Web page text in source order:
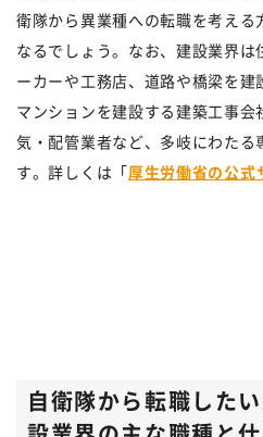
衛隊から異業種への転職を考える
なるでしょう。なお、建設業界は
ーカーや工務店、道路や橋梁を建
マンションを建設する建築工事会
気・配管業者など、多岐にわたる
す。詳しくは「 厚生労働省の公式
自衛隊から転職した